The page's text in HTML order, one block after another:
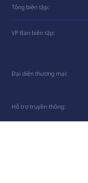
Tổng biên tập:
VP Ban biên tập:
Đại diện thương mại:
Hỗ trợ truyền thông: